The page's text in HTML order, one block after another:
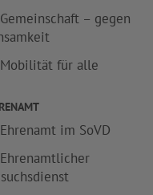
Gemeinschaft – gegen
Mobilität für alle
Ehrenamt im SoVD
Ehrenamtlicher